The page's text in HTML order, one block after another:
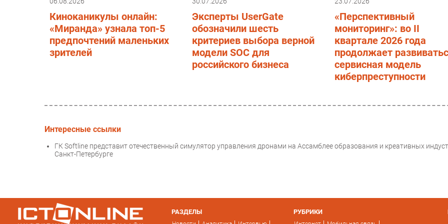
Киноканикулы онлайн:
«Миранда» узнала топ-5
предпочтений маленьких
зрителей
Эксперты UserGate
обозначили шесть
критериев выбора верной
модели SOC для
российского бизнеса
«Перспективный
мониторинг»: во II
квартале 2026 года
продолжает
сервисная модель
киберпреступности
Интересные ссылки
ГК Softline представит отечественный симулятор управления дронами на Ассамблее образования и креативных
Санкт-Петербурге
РАЗДЕЛЫ РУБРИКИ